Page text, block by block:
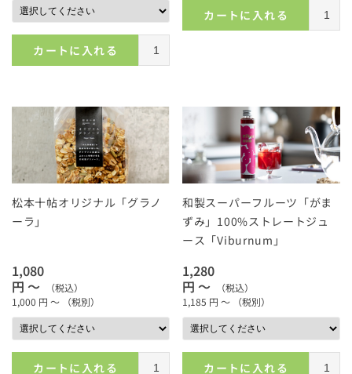
カートに入れる
カートに入れる
松本十帖オリジナル「グラノ
ーラ」
1,080
円 ～
（税込）
1,000 円 ～ （税別）
カートに入れる
和製スーパーフルーツ「がま
ずみ」100%ストレートジュ
ース「Viburnum」
1,280
円 ～
（税込）
1,185 円 ～ （税別）
カートに入れる